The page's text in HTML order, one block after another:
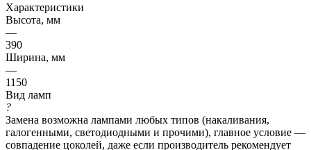
Характеристики
Высота, мм
—
390
Ширина, мм
—
1150
Вид ламп
?
Замена возможна лампами любых типов (накаливания,
галогенными, светодиодными и прочими), главное условие —
совпадение цоколей, даже если производитель рекомендует